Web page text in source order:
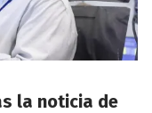
la noticia de